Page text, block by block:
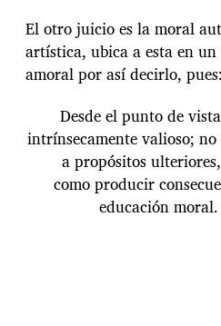
El otro juicio es la moral
artística, ubica a esta en
amoral por así decirlo, pues:
Desde el punto de
intrínsecamente valioso;
a propósitos
como producir
educación